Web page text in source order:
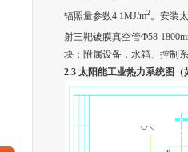
辐照量参数4.1MJ/m2。安装
射三靶镀膜真空管Ф58-
块；附属设备，水箱、控制
2.3太阳能工业热力系统图（